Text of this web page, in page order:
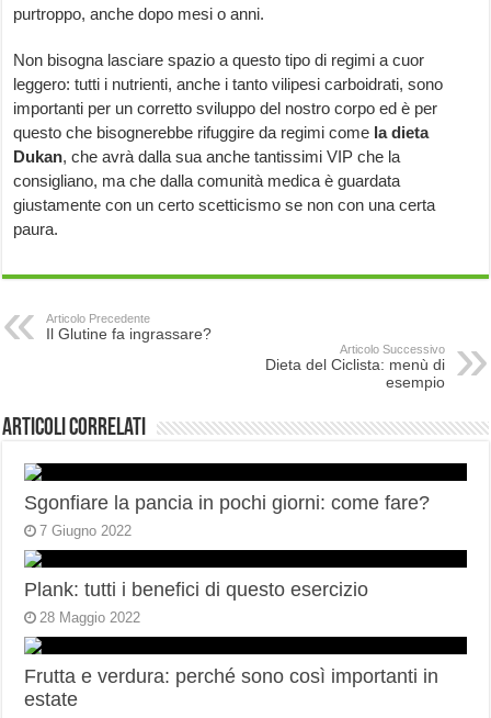
purtroppo, anche dopo mesi o anni.
Non bisogna lasciare spazio a questo tipo di regimi a cuor
leggero: tutti i nutrienti, anche i tanto vilipesi carboidrati, sono
importanti per un corretto sviluppo del nostro corpo ed è per
questo che bisognerebbe rifuggire da regimi come la dieta
Dukan, che avrà dalla sua anche tantissimi VIP che la
consigliano, ma che dalla comunità medica è guardata
giustamente con un certo scetticismo se non con una certa
paura.
Articolo Precedente
Il Glutine fa ingrassare?
Articolo Successivo
Dieta del Ciclista: menù di
esempio
Articoli correlati
Sgonfiare la pancia in pochi giorni: come fare?
7 Giugno 2022
Plank: tutti i benefici di questo esercizio
28 Maggio 2022
Frutta e verdura: perché sono così importanti in
estate